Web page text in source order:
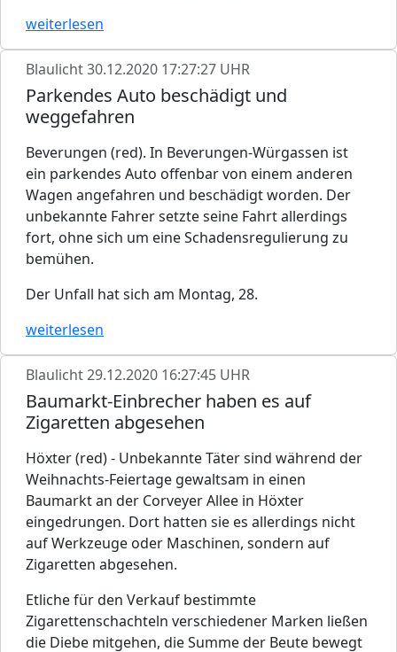
weiterlesen
Blaulicht30.12.2020 17:27:27 UHR
Parkendes Auto beschädigt und
weggefahren
Beverungen (red). In Beverungen-Würgassen ist
ein parkendes Auto offenbar von einem anderen
Wagen angefahren und beschädigt worden. Der
unbekannte Fahrer setzte seine Fahrt allerdings
fort, ohne sich um eine Schadensregulierung zu
bemühen.
Der Unfall hat sich am Montag, 28.
weiterlesen
Blaulicht29.12.2020 16:27:45 UHR
Baumarkt-Einbrecher haben es auf
Zigaretten abgesehen
Höxter (red) - Unbekannte Täter sind während der
Weihnachts-Feiertage gewaltsam in einen
Baumarkt an der Corveyer Allee in Höxter
eingedrungen. Dort hatten sie es allerdings nicht
auf Werkzeuge oder Maschinen, sondern auf
Zigaretten abgesehen.
Etliche für den Verkauf bestimmte
Zigarettenschachteln verschiedener Marken ließen
die Diebe mitgehen, die Summe der Beute bewegt